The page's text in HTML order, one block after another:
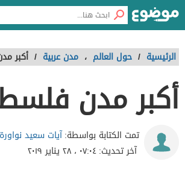
الرئيسية / حول العالم ، مدن عربية / أكبر
أكبر مدن
تمت الكتابة بواسطة:آيات سعيد نواورة
آخر تحديث:٠٧:٠٤ ، ٢٨ يناير ٢٠١٩